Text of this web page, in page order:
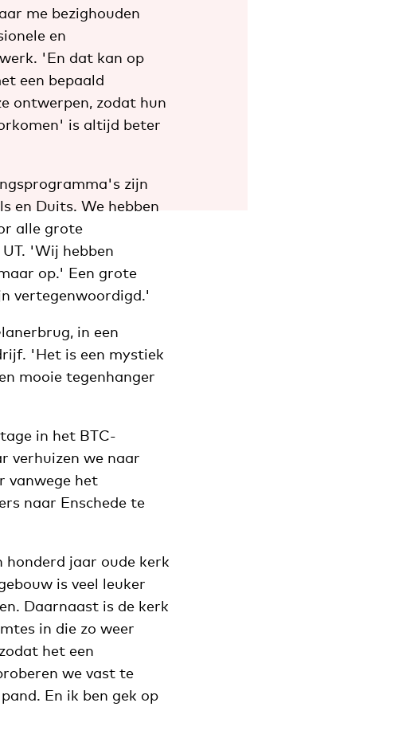
me bezighouden
en
'En dat kan op
een bepaald
ontwerpen, zodat hun
is altijd beter
zijn
en Duits. We hebben
alle grote
'Wij hebben
op.' Een grote
vertegenwoordigd.'
in een
'Het is een mystiek
mooie tegenhanger
in het BTC-
verhuizen we naar
vanwege het
naar Enschede te
honderd jaar oude kerk
is veel leuker
Daarnaast is de kerk
in die zo weer
het een
we vast te
En ik ben gek op